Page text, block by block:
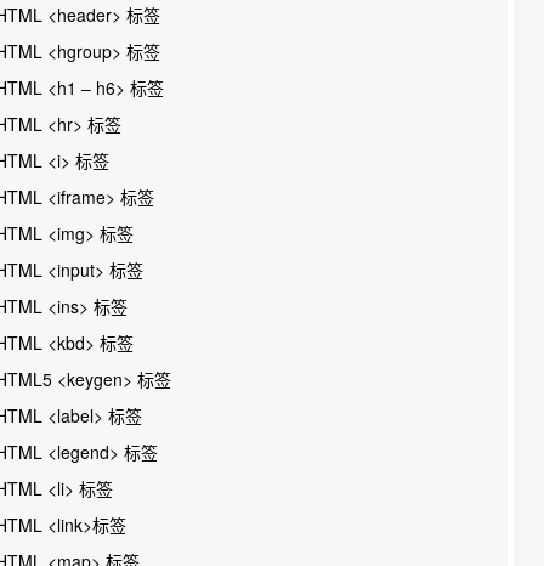
<header> 标签
<hgroup> 标签
<h1 – h6> 标签
<hr> 标签
<i> 标签
<iframe> 标签
<img> 标签
<input> 标签
<ins> 标签
<kbd> 标签
<keygen> 标签
<label> 标签
<legend> 标签
<li> 标签
<link>标签
<map> 标签